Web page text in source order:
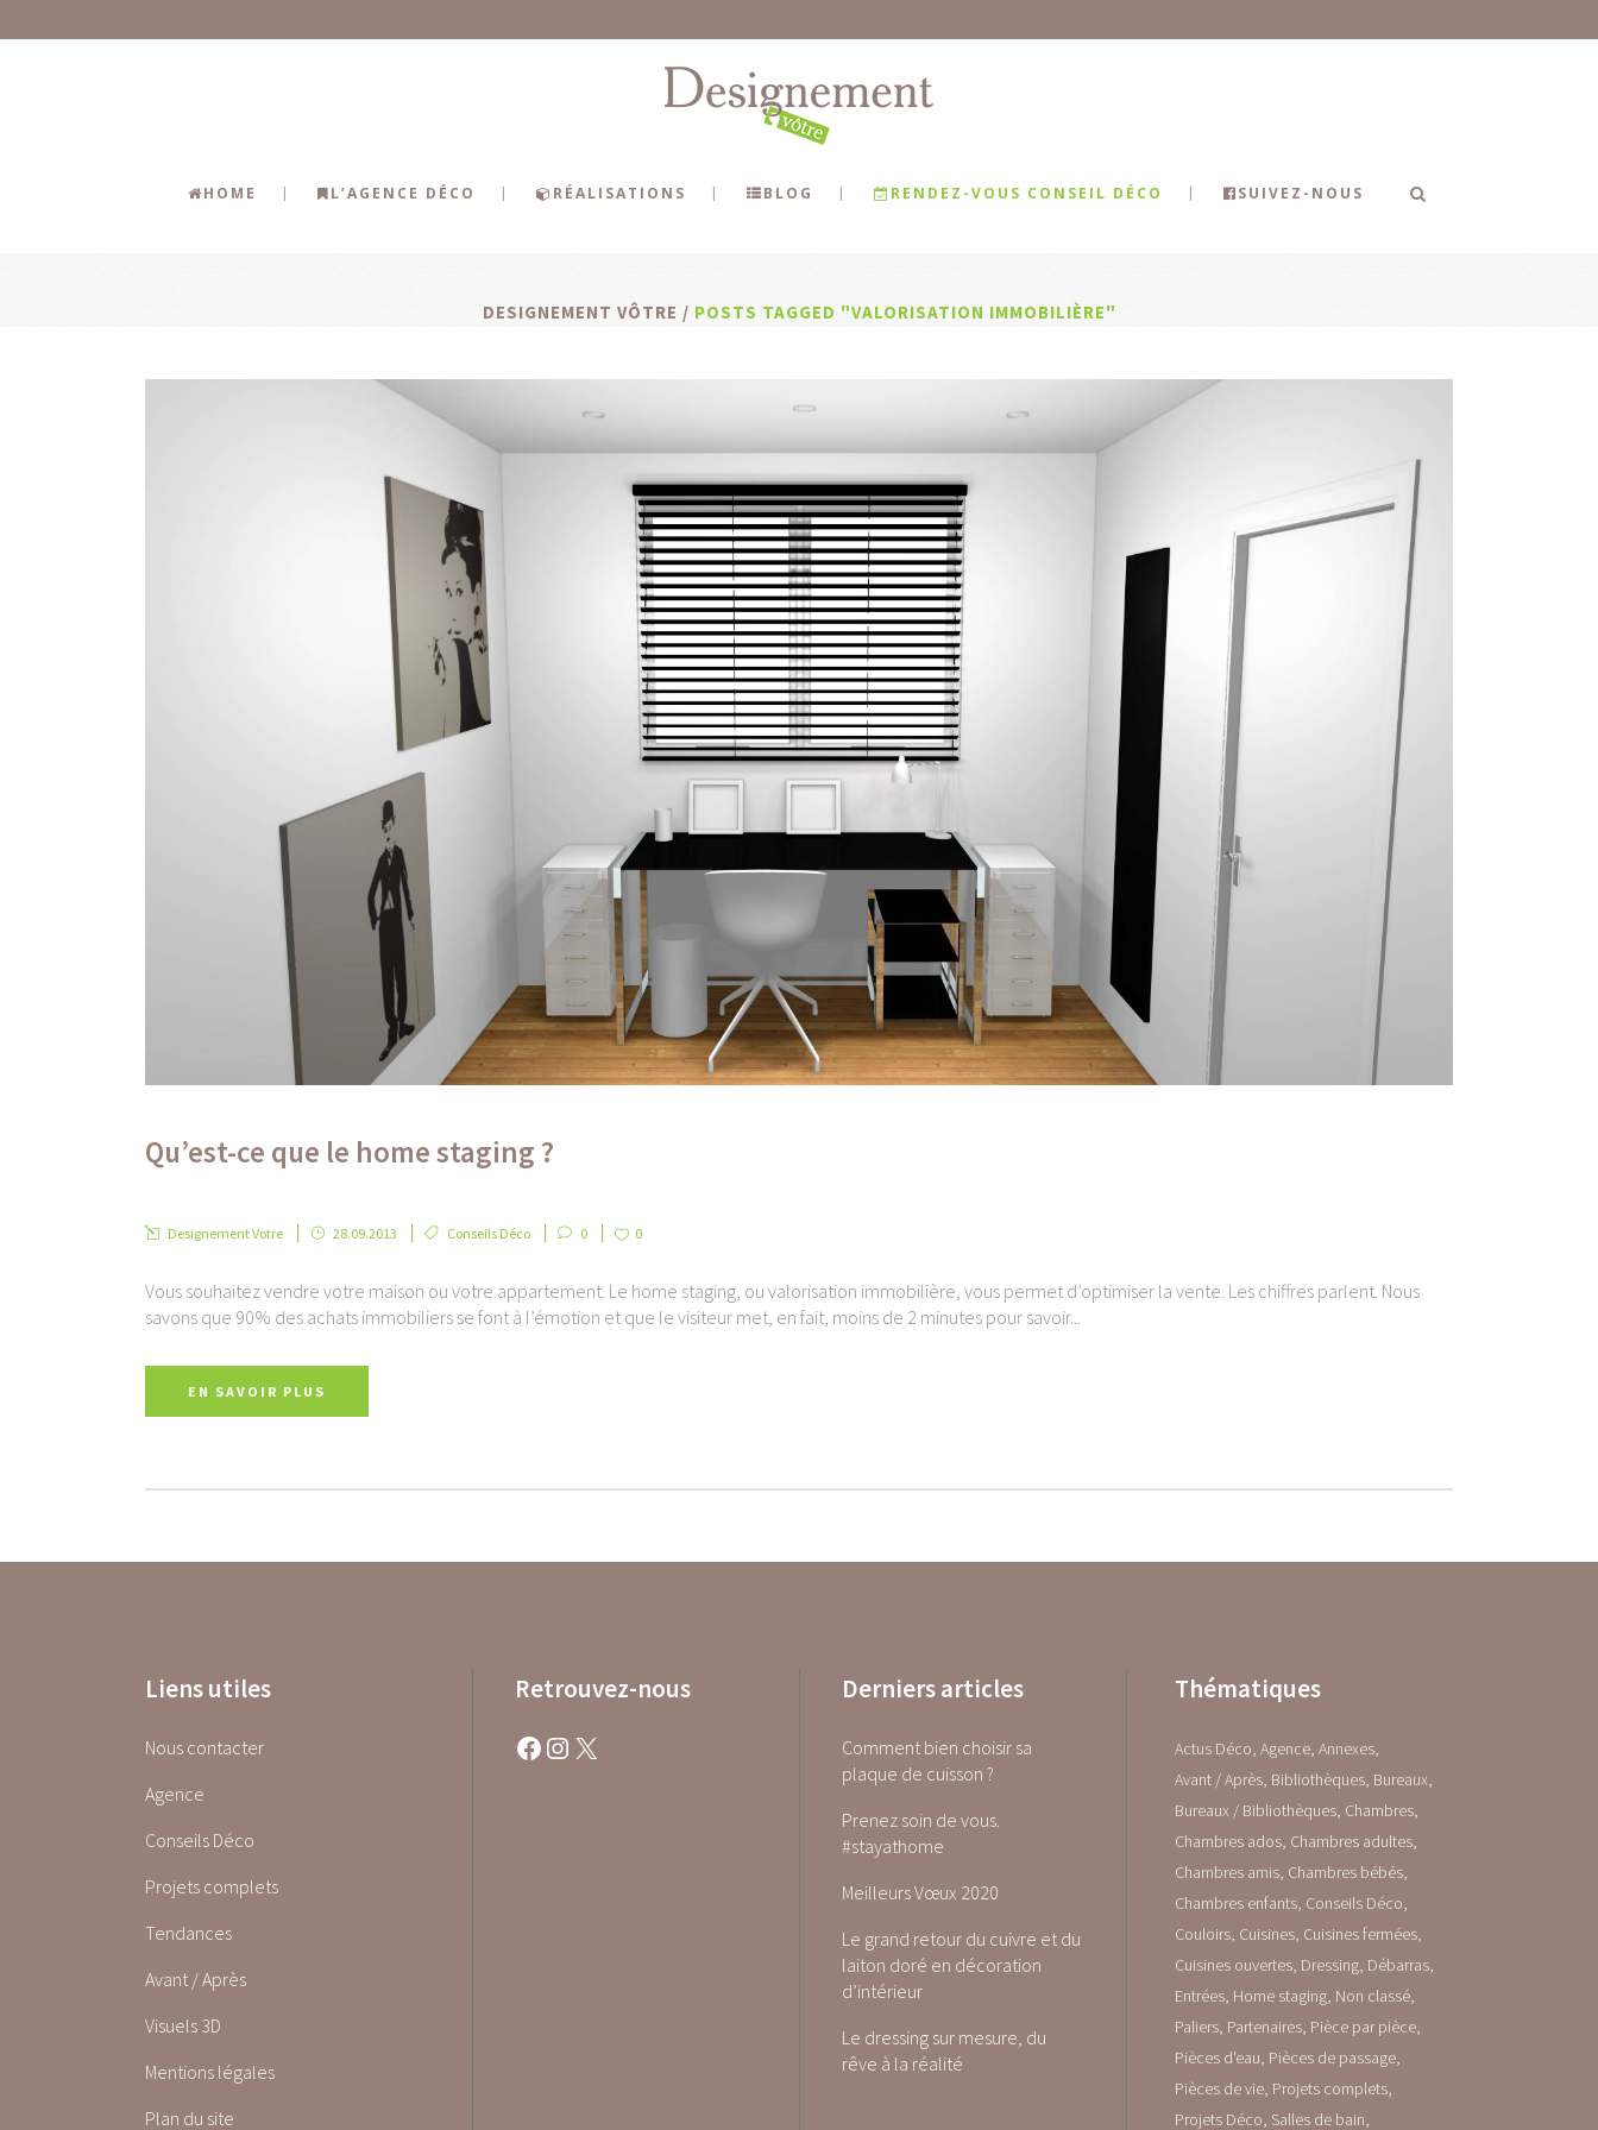
HOME L’AGENCE DÉCO RÉALISATIONS BLOG RENDEZ-VOUS CONSEIL DÉCO SUIVEZ-NOUS
DESIGNEMENT VÔTRE / POSTS TAGGED "VALORISATION IMMOBILIÈRE"
Qu’est-ce que le home staging ?
Designement Votre 28.09.2013 Conseils Déco 0 0
Vous souhaitez vendre votre maison ou votre appartement. Le home staging, ou valorisation immobilière, vous permet d’optimiser la vente. Les chiffres parlent. Nous
savons que 90% des achats immobiliers se font à l’émotion et que le visiteur met, en fait, moins de 2 minutes pour savoir...
EN SAVOIR PLUS
Liens utiles
Nous contacter
Agence
Conseils Déco
Projets complets
Tendances
Avant / Après
Visuels 3D
Mentions légales
Plan du site
Retrouvez-nous
Facebook Instagram X
Derniers articles
Comment bien choisir sa
plaque de cuisson ?
Prenez soin de vous.
#stayathome
Meilleurs Vœux 2020
Le grand retour du cuivre et du
laiton doré en décoration
d’intérieur
Le dressing sur mesure, du
rêve à la réalité
Thématiques
Actus Déco Agence Annexes
Avant / Après Bibliothèques Bureaux
Bureaux / Bibliothèques Chambres
Chambres ados Chambres adultes
Chambres amis Chambres bébés
Chambres enfants Conseils Déco
Couloirs Cuisines Cuisines fermées
Cuisines ouvertes Dressing Débarras
Entrées Home staging Non classé
Paliers Partenaires Pièce par pièce
Pièces d'eau Pièces de passage
Pièces de vie Projets complets
Projets Déco Salles de bain